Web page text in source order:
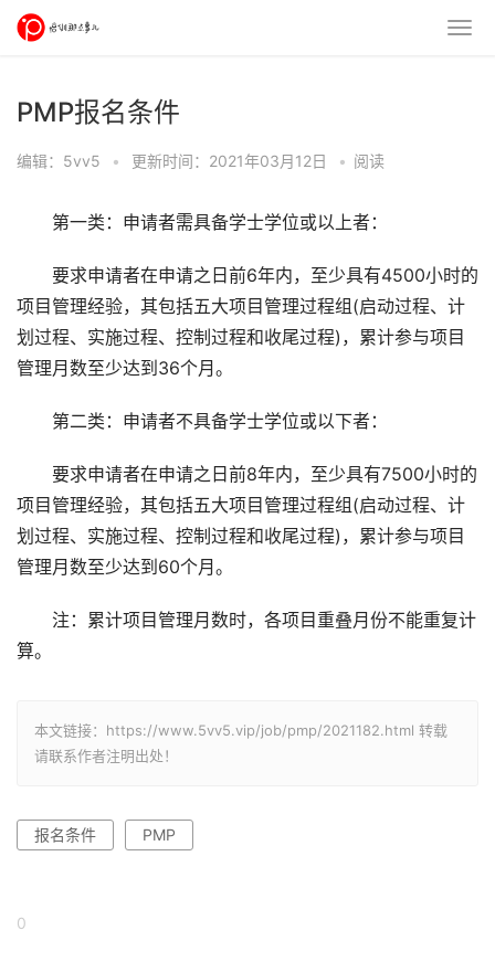
PMP报名条件
编辑：5vv5 • 更新时间：2021年03月12日 • 阅读
第一类：申请者需具备学士学位或以上者：
要求申请者在申请之日前6年内，至少具有4500小时的
项目管理经验，其包括五大项目管理过程组(启动过程、计
划过程、实施过程、控制过程和收尾过程)，累计参与项目
管理月数至少达到36个月。
第二类：申请者不具备学士学位或以下者：
要求申请者在申请之日前8年内，至少具有7500小时的
项目管理经验，其包括五大项目管理过程组(启动过程、计
划过程、实施过程、控制过程和收尾过程)，累计参与项目
管理月数至少达到60个月。
注：累计项目管理月数时，各项目重叠月份不能重复计
算。
本文链接：https://www.5vv5.vip/job/pmp/2021182.html 转载
请联系作者注明出处！
报名条件 PMP
0